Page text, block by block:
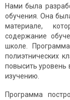
Нами была
обучения. Она
материале,
содержание
школе.
полиэтнических
повысить уровень
изучению.
Программа